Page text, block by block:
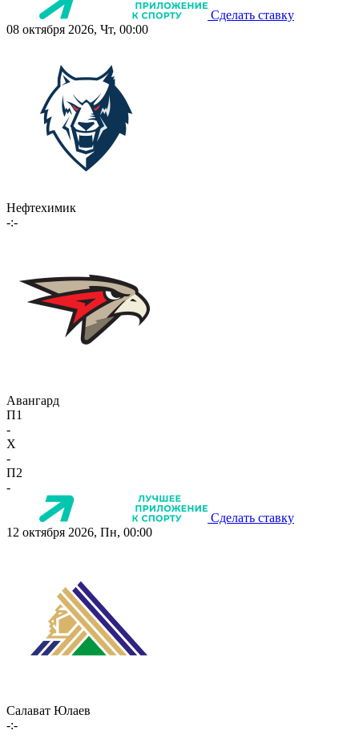
Сделать ставку
08 октября 2026, Чт, 00:00
Нефтехимик
-:-
Авангард
П1
-
X
-
П2
-
Сделать ставку
12 октября 2026, Пн, 00:00
Салават Юлаев
-:-